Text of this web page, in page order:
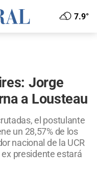
7.9°
Jorge
a Lousteau
el postulante
un 28,57% de los
nacional de la UCR
ex presidente estará